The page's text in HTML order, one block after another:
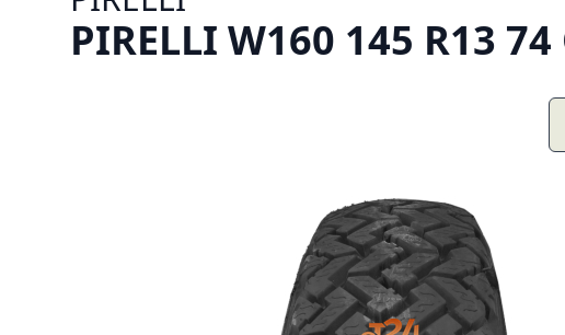
PIRELLI W160 145 R13 74